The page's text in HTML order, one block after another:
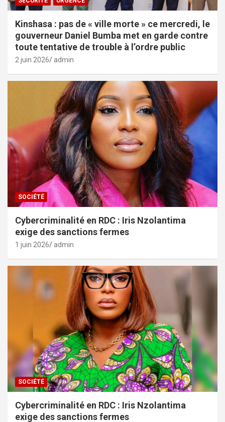
Kinshasa : pas de « ville morte » ce mercredi, le
gouverneur Daniel Bumba met en garde contre
toute tentative de trouble à l’ordre public
2 juin 2026 admin
SOCIÉTÉ
Cybercriminalité en RDC : Iris Nzolantima
exige des sanctions fermes
1 juin 2026 admin
SOCIÉTÉ
Cybercriminalité en RDC : Iris Nzolantima
exige des sanctions fermes